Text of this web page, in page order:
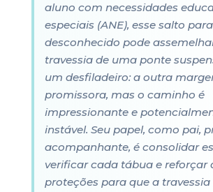
aluno com necessidades
especiais (ANE), esse salto
desconhecido pode
travessia de uma ponte
um desfiladeiro: a outra
promissora, mas o caminho é
impressionante e
instável. Seu papel, como pai,
acompanhante, é consolidar
verificar cada tábua e reforçar
proteções para que a